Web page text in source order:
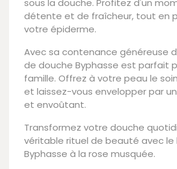
détente et de fraîcheur, tout en
votre épiderme.
Avec sa contenance généreuse
de douche Byphasse est parfait
famille. Offrez à votre peau le
et laissez-vous envelopper par
et envoûtant.
Transformez votre douche
véritable rituel de beauté avec le
Byphasse à la rose musquée.